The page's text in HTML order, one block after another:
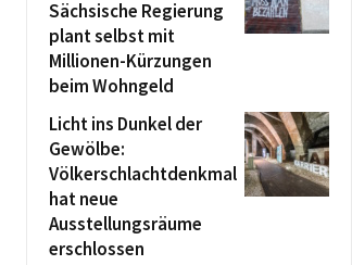
Sächsische Regierung
plant selbst mit
Millionen-Kürzungen
beim Wohngeld
Licht ins Dunkel der
Gewölbe:
Völkerschlachtdenkmal
hat neue
Ausstellungsräume
erschlossen